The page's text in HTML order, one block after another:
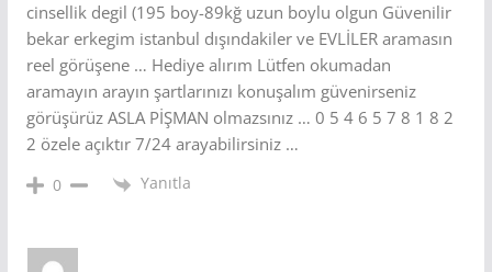
cinsellik degil (195 boy-89kğ uzun boylu olgun Güvenilir
bekar erkegim istanbul dışındakiler ve EVLİLER aramasın
reel görüşene … Hediye alırım Lütfen okumadan
aramayın arayın şartlarınızı konuşalım güvenirseniz
görüşürüz ASLA PİŞMAN olmazsınız … 0 5 4 6 5 7 8 1 8 2
2 özele açıktır 7/24 arayabilirsiniz …
0 Yanıtla